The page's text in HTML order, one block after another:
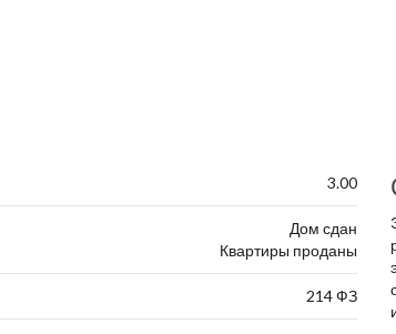
3.00
Дом сдан
Квартиры проданы
214 ФЗ